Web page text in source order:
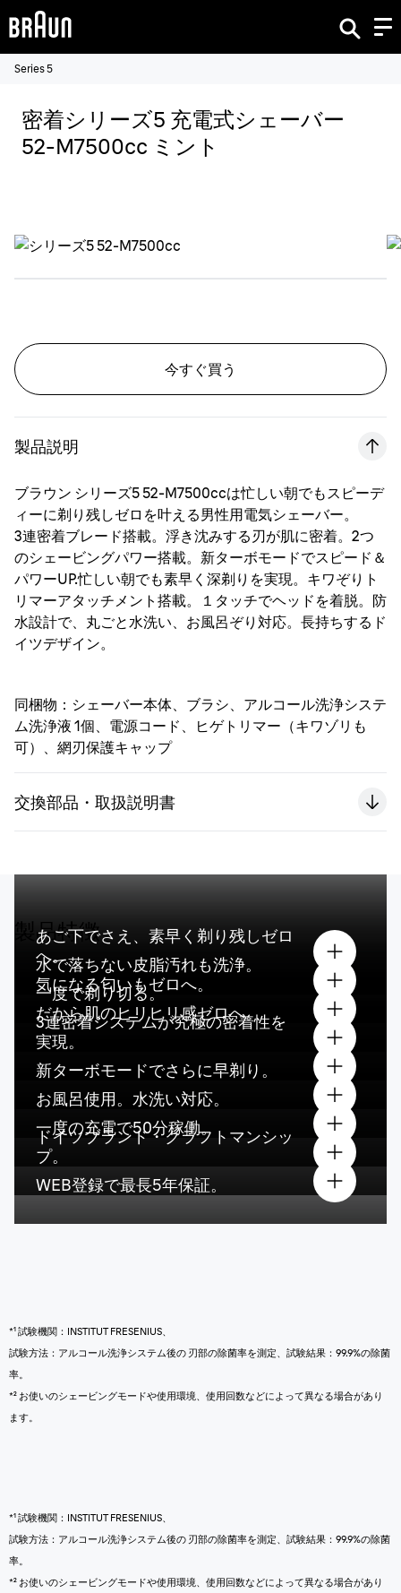
Series 5
密着シリーズ5 充電式シェーバー
52-M7500cc ミント
今すぐ買う
製品説明
ブラウン シリーズ5 52-M7500ccは忙しい朝でもスピーデ
ィーに剃り残しゼロを叶える男性用電気シェーバー。
3連密着ブレード搭載。浮き沈みする刃が肌に密着。2つ
のシェービングパワー搭載。新ターボモードでスピード＆
パワーUP.忙しい朝でも素早く深剃りを実現。キワぞりト
リマーアタッチメント搭載。１タッチでヘッドを着脱。防
水設計で、丸ごと水洗い、お風呂ぞり対応。長持ちするド
イツデザイン。
同梱物：シェーバー本体、ブラシ、アルコール洗浄システ
ム洗浄液 1個、電源コード、ヒゲトリマー（キワゾリも
可）、網刃保護キャップ
交換部品・取扱説明書
製品特徴
あご下でさえ、素早く剃り残しゼロ
へ。
水で落ちない皮脂汚れも洗浄。
気になる匂いもゼロへ。
一度で剃り切る。
だから肌のヒリヒリ感ゼロへ。
3連密着システムが究極の密着性を
実現。
新ターボモードでさらに早剃り。
お風呂使用。水洗い対応。
一度の充電で50分稼働。
ドイツブランド・クラフトマンシッ
プ。
WEB登録で最長5年保証。
*¹ 試験機関：INSTITUT FRESENIUS、
試験方法：アルコール洗浄システム後の 刃部の除菌率を測定、試験結果：99.9%の除菌
率。
*² お使いのシェービングモードや使用環境、使用回数などによって異なる場合があり
ます。
*¹ 試験機関：INSTITUT FRESENIUS、
試験方法：アルコール洗浄システム後の 刃部の除菌率を測定、試験結果：99.9%の除菌
率。
*² お使いのシェービングモードや使用環境、使用回数などによって異なる場合があり